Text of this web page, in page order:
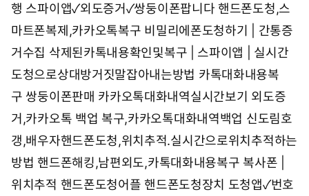
행 스파이앱✓외도증거✓쌍둥이폰팝니다 핸드폰도청,스
마트폰복제,카카오톡복구 비밀리에폰도청하기 | 간통증
거수집 삭제된카톡내용확인및복구 | 스파이앱 | 실시간
도청으로상대방거짓말잡아내는방법 카톡대화내용복
구 쌍둥이폰판매 카카오톡대화내역실시간보기 외도증
거,카카오톡 백업 복구,카카오톡대화내역백업 신도림호
갱,배우자핸드폰도청,위치추적.실시간으로위치추적하는
방법 핸드폰해킹,남편외도,카톡대화내용복구 복사폰 |
위치추적 핸드폰도청어플 핸드폰도청장치 도청앱✓번호